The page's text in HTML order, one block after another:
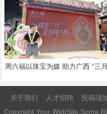
周六福以珠宝为媒 助力广西 “三月
关于我们
人才招聘 投稿须
Copyright Your WebSite.Some